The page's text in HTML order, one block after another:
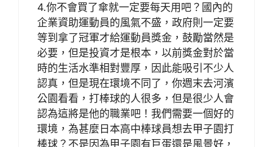
4.你不會買了傘就一定要每天用吧？國內的
企業資助運動員的風氣不盛，政府則一定要
等到拿了冠軍才給運動員獎金，鼓勵當然是
必要，但是投資才是根本，以前獎金對於當
時的生活水準相對豐厚，因此能吸引不少人
認真，但是現在環境不同了，你週末去河濱
公園看看，打棒球的人很多，但是很少人會
認為這將是他的職業吧！我們需要一個好的
環境，為甚麼日本高中棒球員想去甲子園打
棒球？不是因為甲子園有巨蛋還是風景好，